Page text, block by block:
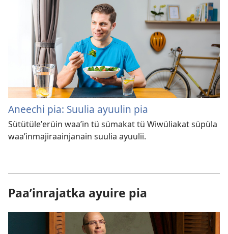
Aneechi pia: Suulia ayuulin pia
Sütütüleʼerüin waaʼin tü sümakat tü Wiwüliakat süpüla
waaʼinmajiraainjanain suulia ayuulii.
Paa’inrajatka ayuire pia